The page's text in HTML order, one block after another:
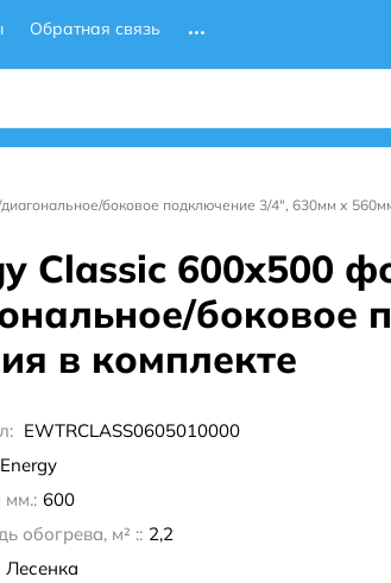
Обратная связь
боковое подключение 3/4", 630мм х
Classic 600x500
боковое
в комплекте
EWTRCLASS0605010000
Energy
мм.: 600
обогрева, м² :: 2,2
Лесенка